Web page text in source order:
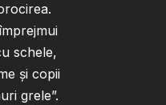
schele,
și copii
grele”.